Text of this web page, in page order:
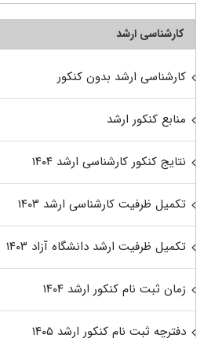
کارشناسی ارشد
کارشناسی ارشد بدون کنکور
منابع کنکور ارشد
نتایج کنکور کارشناسی ارشد ۱۴۰۴
تکمیل ظرفیت کارشناسی ارشد ۱۴۰۳
تکمیل ظرفیت ارشد دانشگاه آزاد ۱۴۰۳
زمان ثبت نام کنکور ارشد ۱۴۰۴
دفترچه ثبت نام کنکور ارشد ۱۴۰۵